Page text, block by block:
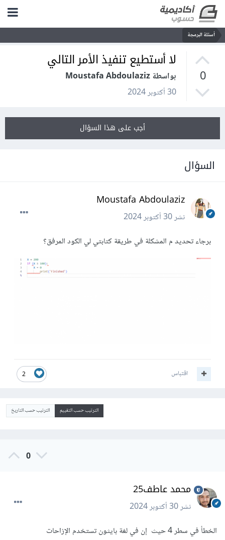
أسئلة البرمجة
0
لا أستطيع تنفيذ الأمر التالي
بواسطة Moustafa Abdoulaziz
30 أكتوبر 2024
أجب على هذا السؤال
السؤال
Moustafa Abdoulaziz
نشر30 أكتوبر 2024
برجاء تحديد م المشكلة في طريقة كتابتي لي الكود المرفق؟
2 اقتباس
الترتيب حسب التقييم الترتيب حسب التاريخ
0
محمد عاطف25
نشر30 أكتوبر 2024
الخطأ في سطر 4 حيث إن في لغة بايثون تستخدم الإزاحات